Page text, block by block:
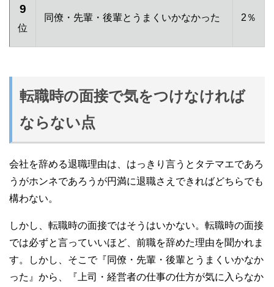
9
位
同僚・先輩・後輩とうまくいかなかった 2％
転職時の面接で気をつけなければ
ならない点
会社を辞める退職理由は、はっきり言うとタテマエであろ
うがホンネであろうが円満に退職さえできればどちらでも
構わない。
しかし、転職時の面接ではそうはいかない。転職時の面接
では必ずと言っていいほど、前職を辞めた理由を聞かれま
す。しかし、そこで『同僚・先輩・後輩とうまくいかなか
った』から、『上司・経営者の仕事の仕方が気に入らなか